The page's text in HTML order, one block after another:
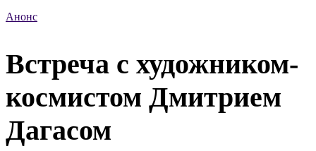
Анонс
Встреча с художником-
космистом Дмитрием
Дагасом